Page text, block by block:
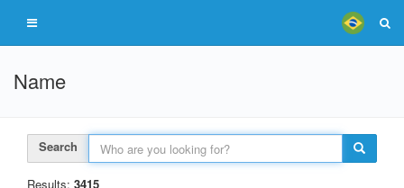
Name
Search
Results: 3415